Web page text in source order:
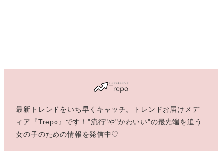
最新トレンドをいち早くキャッチ。トレンドお届けメデ
ィア『Trepo』です！"流行"や"かわいい"の最先端を追う
女の子のための情報を発信中♡